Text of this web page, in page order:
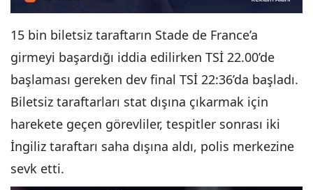
15 bin biletsiz taraftarın Stade de France’a
girmeyi başardığı iddia edilirken TSİ 22.00’de
başlaması gereken dev final TSİ 22:36’da başladı.
Biletsiz taraftarları stat dışına çıkarmak için
harekete geçen görevliler, tespitler sonrası iki
İngiliz taraftarı saha dışına aldı, polis merkezine
sevk etti.